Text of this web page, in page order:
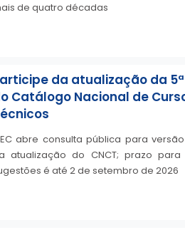
de quatro décadas
da atualização da
Catálogo Nacional de
abre consulta pública para
atualização do CNCT; prazo
é até 2 de setembro de 2026